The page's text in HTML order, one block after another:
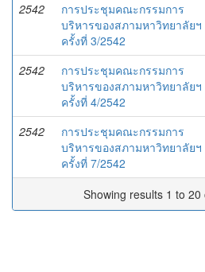
2542
การประชุมคณะกรรมการ
บริหารของสภามหาวิทยาลัยฯ
ครั้งที่ 3/2542
2542
การประชุมคณะกรรมการ
บริหารของสภามหาวิทยาลัยฯ
ครั้งที่ 4/2542
2542
การประชุมคณะกรรมการ
บริหารของสภามหาวิทยาลัยฯ
ครั้งที่ 7/2542
Showing results 1 to 20